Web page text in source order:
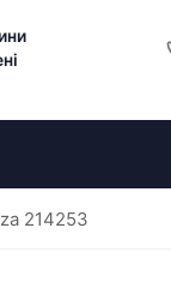
214253